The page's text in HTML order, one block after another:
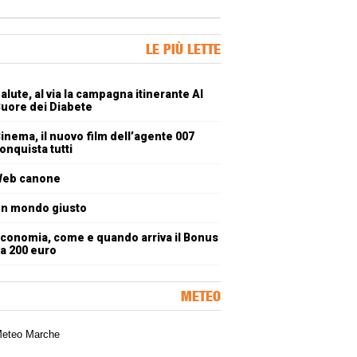
LE PIÙ LETTE
al via la campagna itinerante Al
dei Diabete
il nuovo film dell’agente 007
tutti
canone
mondo giusto
come e quando arriva il Bonus
200 euro
METEO
meteorologica delle Marche